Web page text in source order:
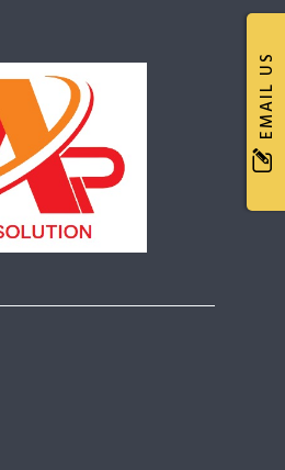
EMAIL US